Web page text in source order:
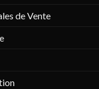
de Vente